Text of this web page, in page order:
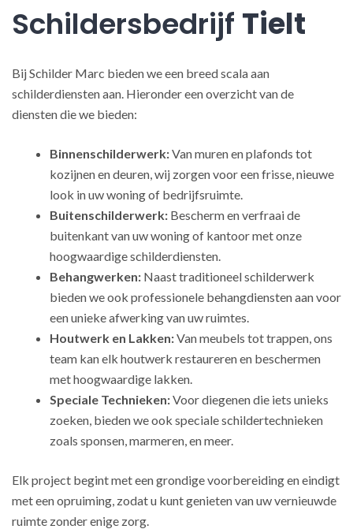
Schildersbedrijf Tielt
Bij Schilder Marc bieden we een breed scala aan
schilderdiensten aan. Hieronder een overzicht van de
diensten die we bieden:
Binnenschilderwerk:Van muren en plafonds tot
kozijnen en deuren, wij zorgen voor een frisse, nieuwe
look in uw woning of bedrijfsruimte.
Buitenschilderwerk: Bescherm en verfraai de
buitenkant van uw woning of kantoor met onze
hoogwaardige schilderdiensten.
Behangwerken: Naast traditioneel schilderwerk
bieden we ook professionele behangdiensten aan voor
een unieke afwerking van uw ruimtes.
Houtwerk en Lakken:Van meubels tot trappen, ons
team kan elk houtwerk restaureren en beschermen
met hoogwaardige lakken.
Speciale Technieken:Voor diegenen die iets unieks
zoeken, bieden we ook speciale schildertechnieken
zoals sponsen, marmeren, en meer.
Elk project begint met een grondige voorbereiding en eindigt
met een opruiming, zodat u kunt genieten van uw vernieuwde
ruimte zonder enige zorg.